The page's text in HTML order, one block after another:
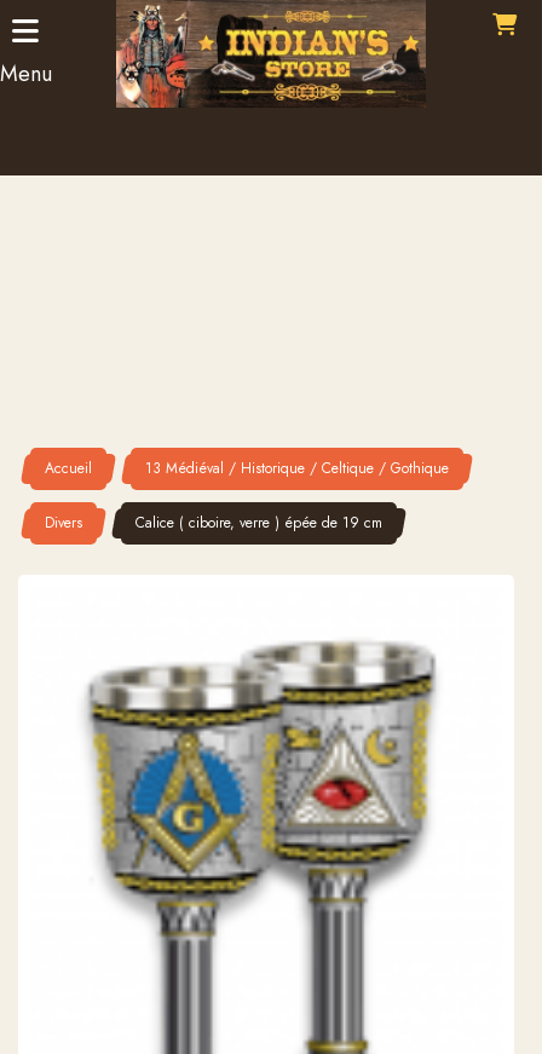
Menu
Accueil 13 Médiéval / Historique / Celtique / Gothique
Divers Calice ( ciboire, verre ) épée de 19 cm
Panneau de gestion des cookies